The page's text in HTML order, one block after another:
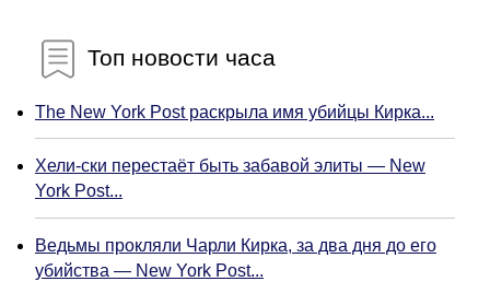
Топ новости часа
The New York Post раскрыла имя убийцы Кирка...
Хели-ски перестаёт быть забавой элиты — New
York Post...
Ведьмы прокляли Чарли Кирка, за два дня до его
убийства — New York Post...